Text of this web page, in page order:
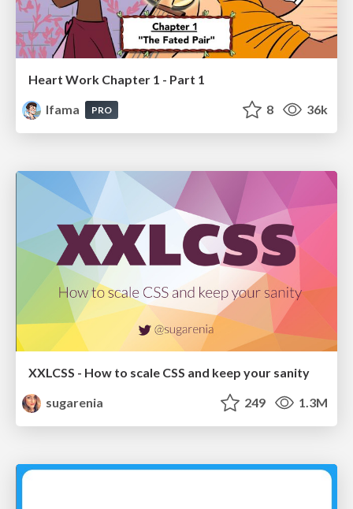
Heart Work Chapter 1 - Part 1
lfama
PRO 8 36k
XXLCSS - How to scale CSS and keep your sanity
sugarenia
249 1.3M